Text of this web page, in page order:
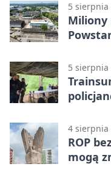
5 sierpnia
Miliony
5 sierpnia
4 sierpnia
ROP
mogą